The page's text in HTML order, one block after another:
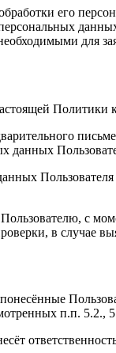
его
для
Политики
с
в случае
п.п.